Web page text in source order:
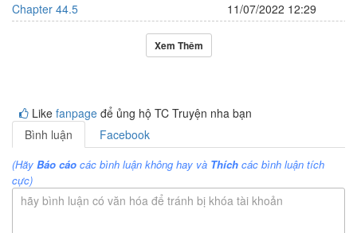
Chapter 44.5
11/07/2022 12:29
Xem Thêm
Like fanpage để ủng hộ TC Truyện nha bạn
Bình luận
Facebook
(Hãy Báo cáo các bình luận không hay và Thích các bình luận tích
cực)
hãy bình luận có văn hóa để tránh bị khóa tài khoản